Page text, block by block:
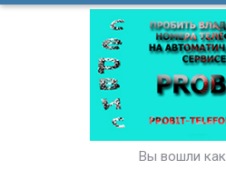
Вы вошли как